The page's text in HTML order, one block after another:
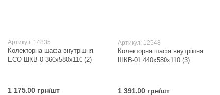
Артикул: 14835
Колекторна шафа внутрішня
ECO ШКВ-0 360x580x110 (2)
1 175.00 грн/шт
Артикул: 12548
Колекторна шафа внутрішня
ШКВ-01 440x580x110 (3)
1 391.00 грн/шт